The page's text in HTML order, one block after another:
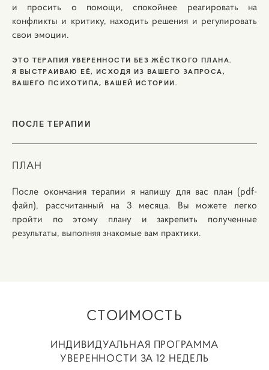
и просить о помощи, спокойнее реагировать на
конфликты и критику, находить решения и регулировать
свои эмоции.
ЭТО ТЕРАПИЯ УВЕРЕННОСТИ БЕЗ ЖЁСТКОГО ПЛАНА.
Я ВЫСТРАИВАЮ ЕЁ, ИСХОДЯ ИЗ ВАШЕГО ЗАПРОСА,
ВАШЕГО ПСИХОТИПА, ВАШЕЙ ИСТОРИИ.
ПОСЛЕ ТЕРАПИИ
ПЛАН
После окончания терапии я напишу для вас план (pdf-
файл), рассчитанный на 3 месяца. Вы можете легко
пройти по этому плану и закрепить полученные
результаты, выполняя знакомые вам практики.
СТОИМОСТЬ
ИНДИВИДУАЛЬНАЯ ПРОГРАММА
УВЕРЕННОСТИ ЗА 12 НЕДЕЛЬ